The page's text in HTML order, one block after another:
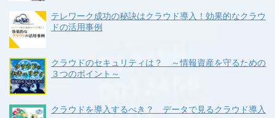
テレワーク成功の秘訣はクラウド導入！効果的なクラウ
ドの活用事例
クラウドのセキュリティは？ ～情報資産を守るための
３つのポイント～
クラウドを導入するべき？ データで見るクラウド導入